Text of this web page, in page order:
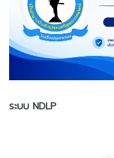
ระบบ NDLP